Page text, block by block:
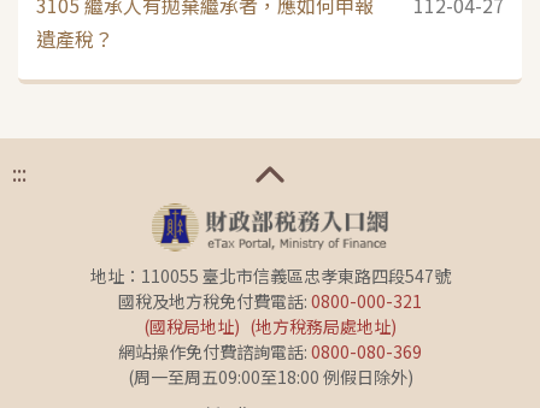
遺產稅？
:::
地址：110055 臺北市信義區忠孝東路四段547號
國稅及地方稅免付費電話: 0800-000-321
(國稅局地址) (地方稅務局處地址)
網站操作免付費諮詢電話: 0800-080-369
(周一至周五09:00至18:00 例假日除外)